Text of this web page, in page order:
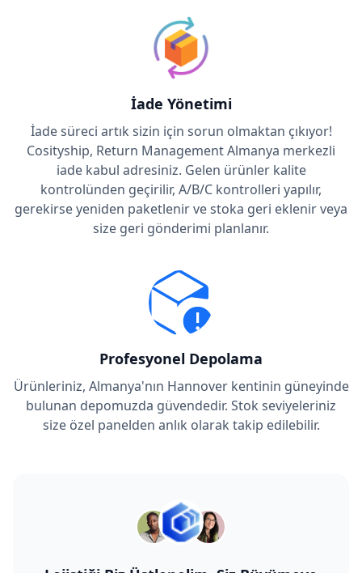
İade Yönetimi
İade süreci artık sizin için sorun olmaktan çıkıyor!
Cosityship, Return Management Almanya merkezli
iade kabul adresiniz. Gelen ürünler kalite
kontrolünden geçirilir, A/B/C kontrolleri yapılır,
gerekirse yeniden paketlenir ve stoka geri eklenir veya
size geri gönderimi planlanır.
Profesyonel Depolama
Ürünleriniz, Almanya'nın Hannover kentinin güneyinde
bulunan depomuzda güvendedir. Stok seviyeleriniz
size özel panelden anlık olarak takip edilebilir.